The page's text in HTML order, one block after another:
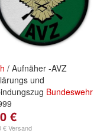
/ Aufnäher -AVZ
und
Bundeswehr
€
€ Versand